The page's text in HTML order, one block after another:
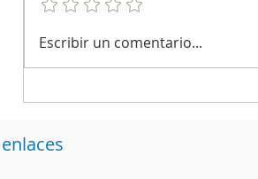
Dos firmas colombianas
Latina
Escribir un comentario...